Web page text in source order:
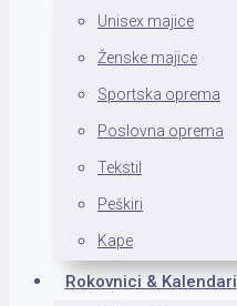
Unisex majice
Ženske majice
Sportska oprema
Poslovna oprema
Tekstil
Peškiri
Kape
Rokovnici & Kalendari